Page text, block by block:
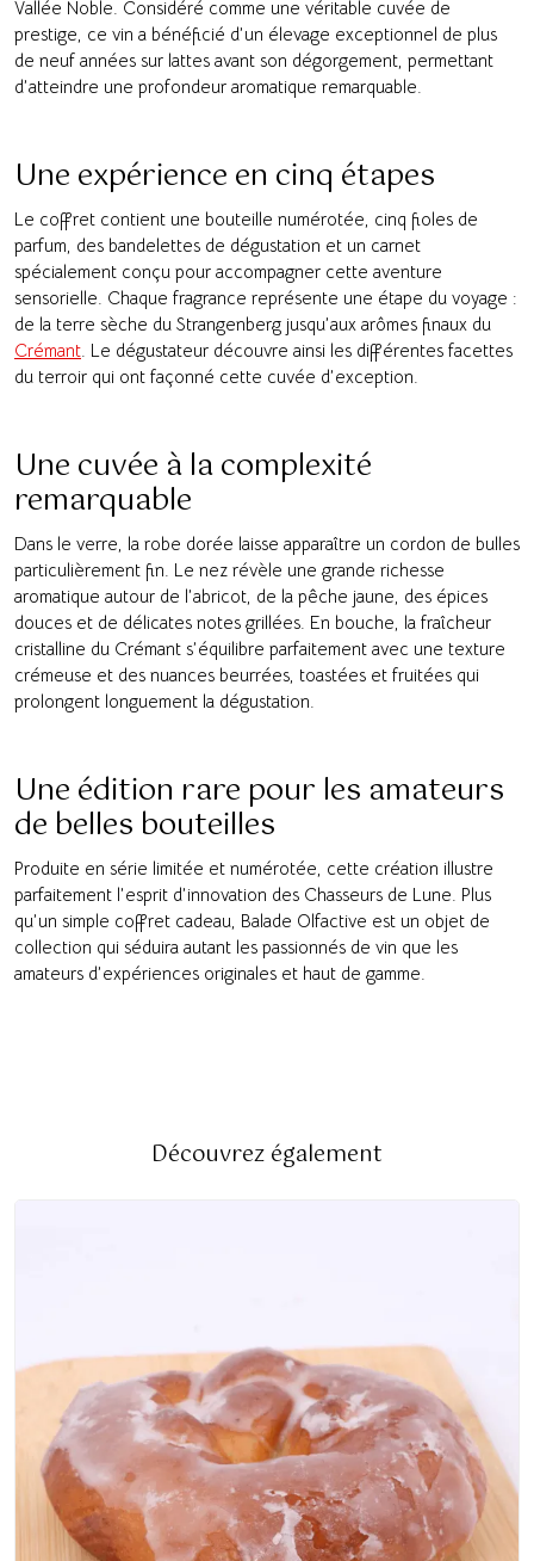
Vallée Noble. Considéré comme une véritable cuvée de
prestige, ce vin a bénéficié d’un élevage exceptionnel de plus
de neuf années sur lattes avant son dégorgement, permettant
d’atteindre une profondeur aromatique remarquable.
Une expérience en cinq étapes
Le coffret contient une bouteille numérotée, cinq fioles de
parfum, des bandelettes de dégustation et un carnet
spécialement conçu pour accompagner cette aventure
sensorielle. Chaque fragrance représente une étape du voyage :
de la terre sèche du Strangenberg jusqu’aux arômes finaux du
Crémant . Le dégustateur découvre ainsi les différentes facettes
du terroir qui ont façonné cette cuvée d’exception.
Une cuvée à la complexité
remarquable
Dans le verre, la robe dorée laisse apparaître un cordon de bulles
particulièrement fin. Le nez révèle une grande richesse
aromatique autour de l’abricot, de la pêche jaune, des épices
douces et de délicates notes grillées. En bouche, la fraîcheur
cristalline du Crémant s’équilibre parfaitement avec une texture
crémeuse et des nuances beurrées, toastées et fruitées qui
prolongent longuement la dégustation.
Une édition rare pour les amateurs
de belles bouteilles
Produite en série limitée et numérotée, cette création illustre
parfaitement l’esprit d’innovation des Chasseurs de Lune. Plus
qu’un simple coffret cadeau, Balade Olfactive est un objet de
collection qui séduira autant les passionnés de vin que les
amateurs d’expériences originales et haut de gamme.
Découvrez également